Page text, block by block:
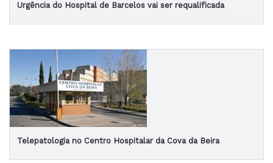
Urgência do Hospital de Barcelos vai ser requalificada
Telepatologia no Centro Hospitalar da Cova da Beira